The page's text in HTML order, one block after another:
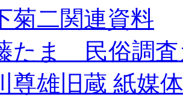
菊二関連資料
たま 民俗調査
尊雄旧蔵 紙媒